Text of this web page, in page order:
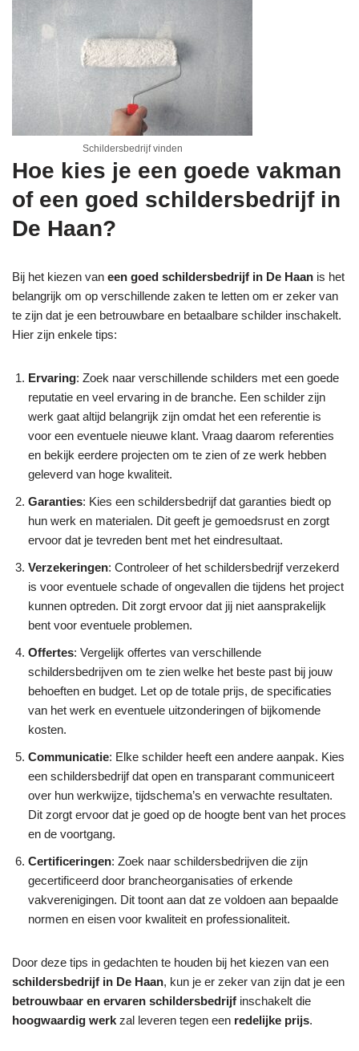
Schildersbedrijf vinden
Hoe kies je een goede vakman
of een goed schildersbedrijf in
De Haan?
Bij het kiezen van een goed schildersbedrijf in De Haan is het
belangrijk om op verschillende zaken te letten om er zeker van
te zijn dat je een betrouwbare en betaalbare schilder inschakelt.
Hier zijn enkele tips:
Ervaring: Zoek naar verschillende schilders met een goede
reputatie en veel ervaring in de branche. Een schilder zijn
werk gaat altijd belangrijk zijn omdat het een referentie is
voor een eventuele nieuwe klant. Vraag daarom referenties
en bekijk eerdere projecten om te zien of ze werk hebben
geleverd van hoge kwaliteit.
Garanties: Kies een schildersbedrijf dat garanties biedt op
hun werk en materialen. Dit geeft je gemoedsrust en zorgt
ervoor dat je tevreden bent met het eindresultaat.
Verzekeringen: Controleer of het schildersbedrijf verzekerd
is voor eventuele schade of ongevallen die tijdens het project
kunnen optreden. Dit zorgt ervoor dat jij niet aansprakelijk
bent voor eventuele problemen.
Offertes: Vergelijk offertes van verschillende
schildersbedrijven om te zien welke het beste past bij jouw
behoeften en budget. Let op de totale prijs, de specificaties
van het werk en eventuele uitzonderingen of bijkomende
kosten.
Communicatie: Elke schilder heeft een andere aanpak. Kies
een schildersbedrijf dat open en transparant communiceert
over hun werkwijze, tijdschema’s en verwachte resultaten.
Dit zorgt ervoor dat je goed op de hoogte bent van het proces
en de voortgang.
Certificeringen: Zoek naar schildersbedrijven die zijn
gecertificeerd door brancheorganisaties of erkende
vakverenigingen. Dit toont aan dat ze voldoen aan bepaalde
normen en eisen voor kwaliteit en professionaliteit.
Door deze tips in gedachten te houden bij het kiezen van een
schildersbedrijf in De Haan, kun je er zeker van zijn dat je een
betrouwbaar en ervaren schildersbedrijf inschakelt die
hoogwaardig werk zal leveren tegen een redelijke prijs.